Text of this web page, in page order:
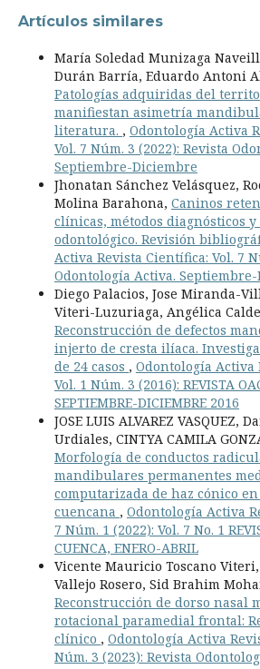
Artículos similares
María Soledad Munizaga
Durán Barría, Eduardo Antoni
Patologías adquiridas del
manifiestan asimetría
literatura. , Odontología Activa
Vol. 7 Núm. 3 (2022): Revista
Septiembre-Diciembre
Jhonatan Sánchez Velásquez,
Molina Barahona, Caninos
clínicas, métodos diagnósticos
odontológico. Revisión
Activa Revista Científica: Vol. 7
Odontología Activa.
Diego Palacios, Jose Miranda-
Viteri-Luzuriaga, Angélica
Reconstrucción de defectos
injerto de cresta ilíaca.
de 24 casos , Odontología Activa
Vol. 1 Núm. 3 (2016): REVISTA
SEPTIEMBRE-DICIEMBRE 2016
JOSE LUIS ALVAREZ VASQUEZ,
Urdiales, CINTYA CAMILA
Morfología de conductos
mandibulares permanentes
computarizada de haz cónico
cuencana , Odontología Activa
7 Núm. 1 (2022): Vol. 7 No. 1
CUENCA, ENERO-ABRIL
Vicente Mauricio Toscano
Vallejo Rosero, Sid Brahim
Reconstrucción de dorso nasal
rotacional paramedial frontal:
clínico , Odontología Activa
Núm. 3 (2023): Revista